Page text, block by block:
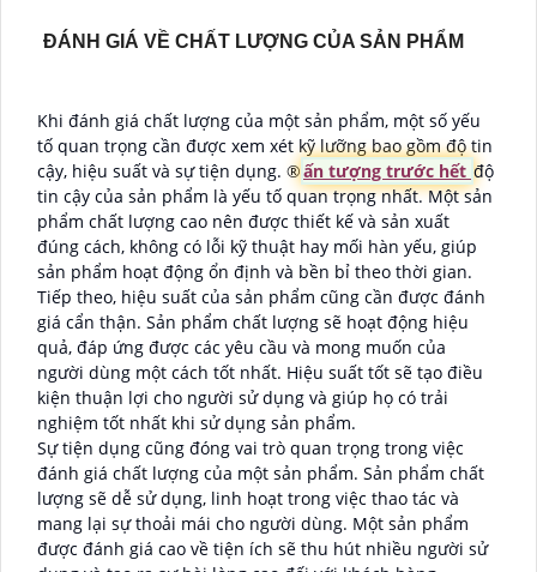
ĐÁNH GIÁ VỀ CHẤT LƯỢNG CỦA SẢN PHẨM
Khi đánh giá chất lượng của một sản phẩm, một số yếu
tố quan trọng cần được xem xét kỹ lưỡng bao gồm độ tin
cậy, hiệu suất và sự tiện dụng. ®️ấn tượng trước hết độ
tin cậy của sản phẩm là yếu tố quan trọng nhất. Một sản
phẩm chất lượng cao nên được thiết kế và sản xuất
đúng cách, không có lỗi kỹ thuật hay mối hàn yếu, giúp
sản phẩm hoạt động ổn định và bền bỉ theo thời gian.
Tiếp theo, hiệu suất của sản phẩm cũng cần được đánh
giá cẩn thận. Sản phẩm chất lượng sẽ hoạt động hiệu
quả, đáp ứng được các yêu cầu và mong muốn của
người dùng một cách tốt nhất. Hiệu suất tốt sẽ tạo điều
kiện thuận lợi cho người sử dụng và giúp họ có trải
nghiệm tốt nhất khi sử dụng sản phẩm.
Sự tiện dụng cũng đóng vai trò quan trọng trong việc
đánh giá chất lượng của một sản phẩm. Sản phẩm chất
lượng sẽ dễ sử dụng, linh hoạt trong việc thao tác và
mang lại sự thoải mái cho người dùng. Một sản phẩm
được đánh giá cao về tiện ích sẽ thu hút nhiều người sử